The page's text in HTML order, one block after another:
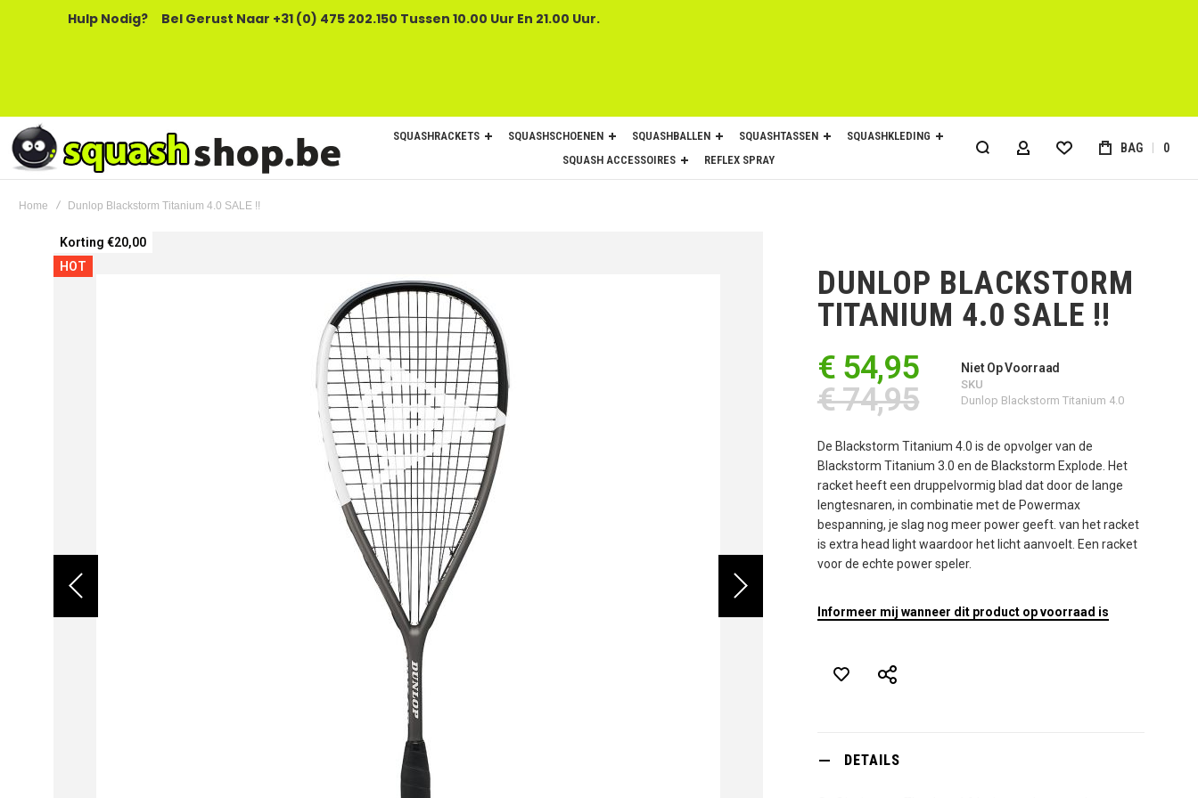
Hulp Nodig? Bel Gerust Naar +31 (0) 475 202.150 Tussen 10.00 Uur En 21.00 Uur.
SQUASHRACKETS SQUASHSCHOENEN SQUASHBALLEN SQUASHTASSEN
SQUASHKLEDING
SQUASH ACCESSOIRES
REFLEX SPRAY ACCOUNT BAG 0
Home Dunlop Blackstorm Titanium 4.0 SALE !!
Ga
naar
het
Korting €20,00
HOT
DUNLOP BLACKSTORM
TITANIUM 4.0 SALE !!
€ 54,95
€ 74,95
Niet Op Voorraad
SKU
Dunlop Blackstorm Titanium 4.0
De Blackstorm Titanium 4.0 is de opvolger van de
Blackstorm Titanium 3.0 en de Blackstorm Explode. Het
racket heeft een druppelvormig blad dat door de lange
lengtesnaren, in combinatie met de Powermax
bespanning, je slag nog meer power geeft. van het racket
is extra head light waardoor het licht aanvoelt. Een racket
voor de echte power speler.
Informeer mij wanneer dit product op voorraad is
DETAILS